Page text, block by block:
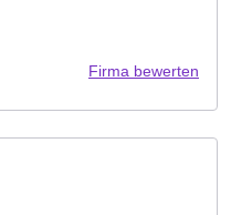
Firma bewerten